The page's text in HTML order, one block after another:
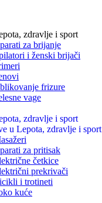
zdravlje i sport
za brijanje
i ženski brijači
frizure
vage
zdravlje i sport
u Lepota, zdravlje i sport
za pritisak
četkice
prekrivači
i trotineti
kuće